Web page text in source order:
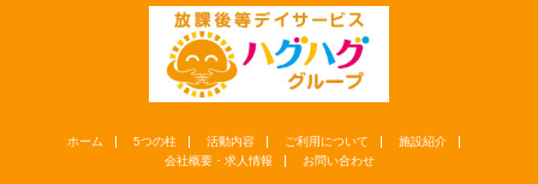
ホーム 5つの柱 活動内容 ご利用について
施設紹介
会社概要・求人情報
お問い合わせ